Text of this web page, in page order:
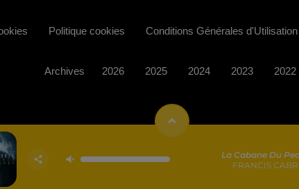
La Cabane Du
FRANCIS
Politique cookies Conditions Générales d'Utilisation
Archives 2026 2025 2024 2023 2022